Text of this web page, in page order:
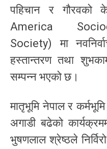
पहिचान र गौरवको
America
Society) मा
हस्तान्तरण तथा
सम्पन्न भएको छ।
मातृभूमि नेपाल र
अगाडी बढेको
भुषणलाल श्रेष्ठले